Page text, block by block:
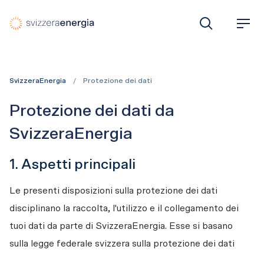
SvizzeraEnergia il programma per efficienza energetica e
SvizzeraEnergia Protezione dei dati
Protezione dei dati da
SvizzeraEnergia
1. Aspetti principali
Le presenti disposizioni sulla protezione dei dati
disciplinano la raccolta, l'utilizzo e il collegamento dei
tuoi dati da parte di SvizzeraEnergia. Esse si basano
sulla legge federale svizzera sulla protezione dei dati